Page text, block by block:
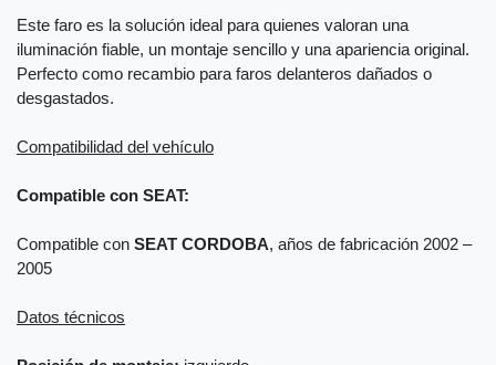
Este faro es la solución ideal para quienes valoran una
iluminación fiable, un montaje sencillo y una apariencia original.
Perfecto como recambio para faros delanteros dañados o
desgastados.
Compatibilidad del vehículo
Compatible con SEAT:
Compatible con SEAT CORDOBA, años de fabricación 2002 –
2005
Datos técnicos